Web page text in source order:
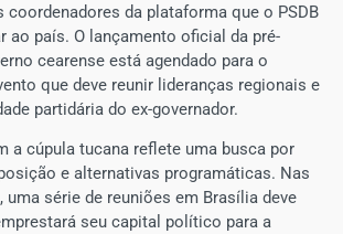
da plataforma que o PSDB
ao país. O lançamento oficial da pré-
cearense está agendado para o
que deve reunir lideranças regionais e
partidária do ex-governador.
a cúpula tucana reflete uma busca por
e alternativas programáticas. Nas
uma série de reuniões em Brasília deve
seu capital político para a